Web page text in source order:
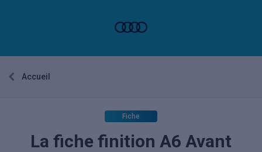
Accueil
Fiche
La fiche finition A6 Avant